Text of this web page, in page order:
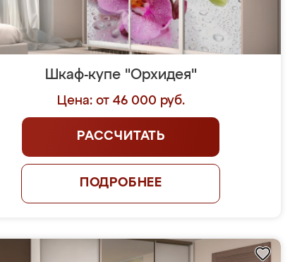
Шкаф-купе "Орхидея"
Цена: от 46 000 руб.
РАССЧИТАТЬ
ПОДРОБНЕЕ